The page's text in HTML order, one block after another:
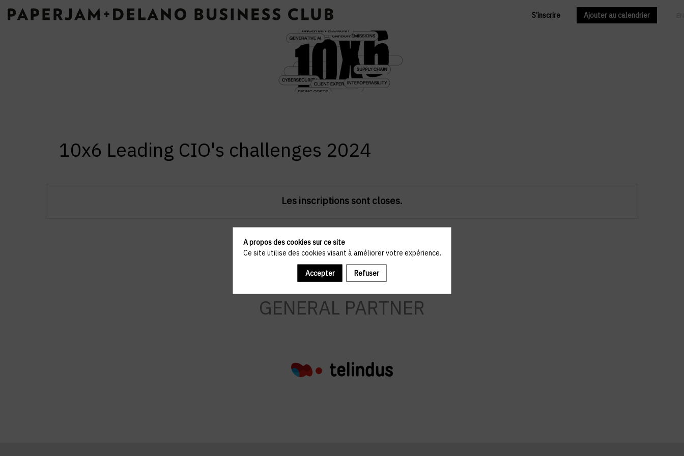
S'inscrire Ajouter au calendrier
10x6 Leading CIO's challenges 2024
Les inscriptions sont closes.
GENERAL PARTNER
A propos des cookies sur ce site
Ce site utilise des cookies visant à améliorer votre expérience.
Accepter Refuser